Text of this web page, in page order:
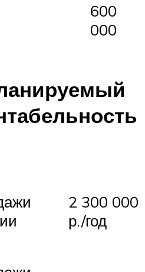
600
000
2 300 000
р./год